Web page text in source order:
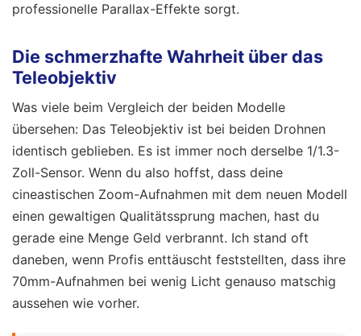
professionelle Parallax-Effekte sorgt.
Die schmerzhafte Wahrheit über das
Teleobjektiv
Was viele beim Vergleich der beiden Modelle
übersehen: Das Teleobjektiv ist bei beiden Drohnen
identisch geblieben. Es ist immer noch derselbe 1/1.3-
Zoll-Sensor. Wenn du also hoffst, dass deine
cineastischen Zoom-Aufnahmen mit dem neuen Modell
einen gewaltigen Qualitätssprung machen, hast du
gerade eine Menge Geld verbrannt. Ich stand oft
daneben, wenn Profis enttäuscht feststellten, dass ihre
70mm-Aufnahmen bei wenig Licht genauso matschig
aussehen wie vorher.